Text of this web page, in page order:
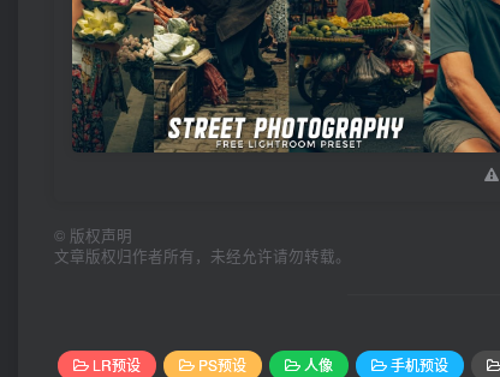
© 版权声明
文章版权归作者所有，未经允许请勿转载。
LR预设 PS预设 人像 手机预设